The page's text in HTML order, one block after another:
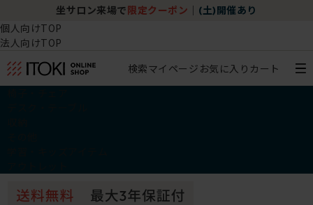
坐サロン来場で 限定クーポン (土)開催あり
個人向けTOP
法人向けTOP
検索マイページ お気に入り カート